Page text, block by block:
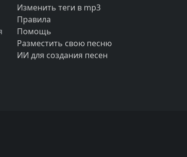
Изменить теги в mp3
Правила
Помощь
Разместить свою песню
ИИ для создания песен